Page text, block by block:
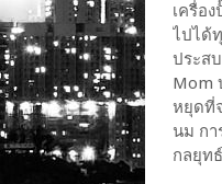
เครื่อ
ไปได้
ประส
Mom
หยุดที่
นม ก
กลยุท